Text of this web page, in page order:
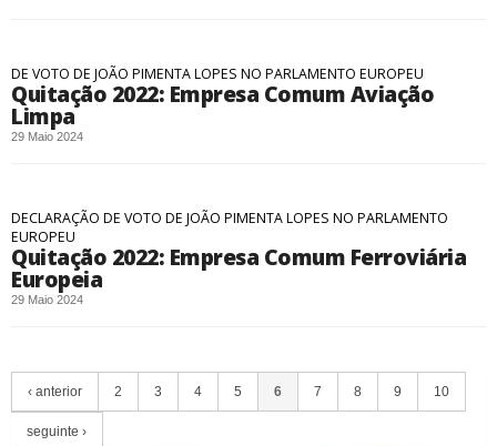
DE VOTO DE JOÃO PIMENTA LOPES NO PARLAMENTO EUROPEU
Quitação 2022: Empresa Comum Aviação
Limpa
29 Maio 2024
DECLARAÇÃO DE VOTO DE JOÃO PIMENTA LOPES NO PARLAMENTO
EUROPEU
Quitação 2022: Empresa Comum Ferroviária
Europeia
29 Maio 2024
‹ anterior 2 3 4 5 6 7 8 9 10
seguinte ›